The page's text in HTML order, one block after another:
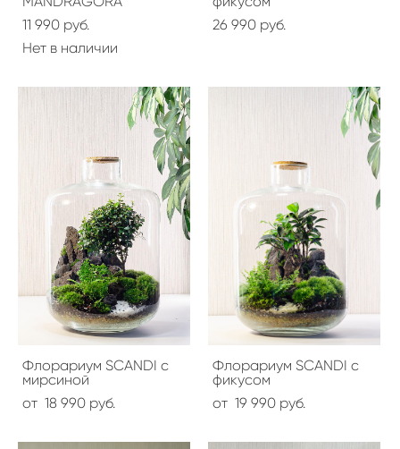
11 990 pуб.
Нет в наличии
26 990 pуб.
Флорариум SCANDI с
мирсиной
от 18 990 pуб.
Флорариум SCANDI с
фикусом
от 19 990 pуб.